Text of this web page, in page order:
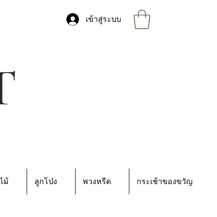
เข้าสู่ระบบ
ม้ ลูกโป่ง พวงหรีด กระเช้าของขวัญ